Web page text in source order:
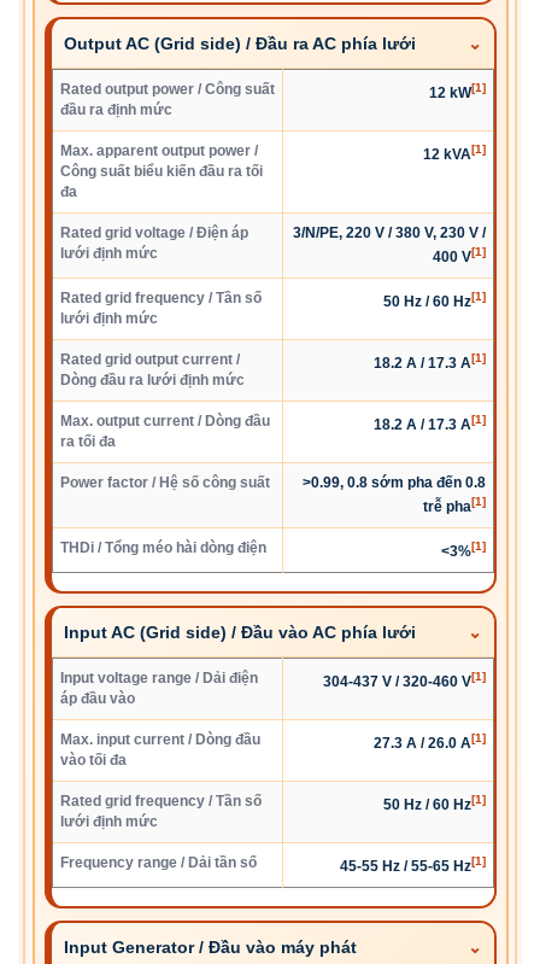
Output AC (Grid side) / Đầu ra AC phía lưới
Rated output power / Công suất
đầu ra định mức
12 kW[1]
Max. apparent output power /
Công suất biểu kiến đầu ra tối
đa
12 kVA[1]
Rated grid voltage / Điện áp
lưới định mức
3/N/PE, 220 V / 380 V, 230 V /
400 V[1]
Rated grid frequency / Tần số
lưới định mức
50 Hz / 60 Hz[1]
Rated grid output current /
Dòng đầu ra lưới định mức
18.2 A / 17.3 A[1]
Max. output current / Dòng đầu
ra tối đa
18.2 A / 17.3 A[1]
Power factor / Hệ số công suất
>0.99, 0.8 sớm pha đến 0.8
trễ pha[1]
THDi / Tổng méo hài dòng điện <3%[1]
Input AC (Grid side) / Đầu vào AC phía lưới
Input voltage range / Dải điện
áp đầu vào
304-437 V / 320-460 V[1]
Max. input current / Dòng đầu
vào tối đa
27.3 A / 26.0 A[1]
Rated grid frequency / Tần số
lưới định mức
50 Hz / 60 Hz[1]
Frequency range / Dải tần số 45-55 Hz / 55-65 Hz[1]
Input Generator / Đầu vào máy phát